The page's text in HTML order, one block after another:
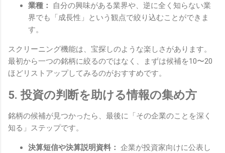
業種：
自分の興味がある業界や、逆に全く知らない業
界でも「成長性」という観点で絞り込むことができま
す。
スクリーニング機能は、宝探しのような楽しさがあります。
最初から一つの銘柄に絞るのではなく、まずは候補を10〜20
ほどリストアップしてみるのがおすすめです。
5. 投資の判断を助ける情報の集め方
銘柄の候補が見つかったら、最後に「その企業のことを深く
知る」ステップです。
決算短信や決算説明資料： 企業が投資家向けに公表し